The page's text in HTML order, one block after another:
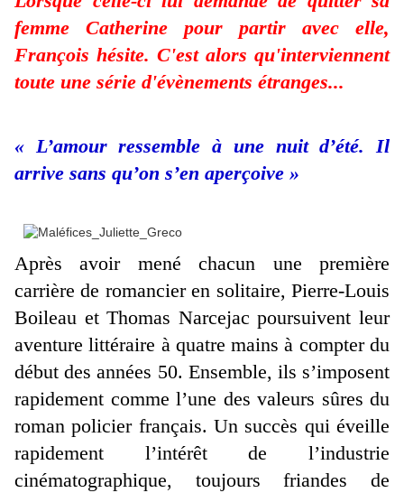
femme Catherine pour partir avec elle,
François hésite. C'est alors qu'interviennent
toute une série d'évènements étranges...
« L’amour ressemble à une nuit d’été. Il
arrive sans qu’on s’en aperçoive »
Après avoir mené chacun une première
carrière de romancier en solitaire, Pierre-Louis
Boileau et Thomas Narcejac poursuivent leur
aventure littéraire à quatre mains à compter du
début des années 50. Ensemble, ils s’imposent
rapidement comme l’une des valeurs sûres du
roman policier français. Un succès qui éveille
rapidement l’intérêt de l’industrie
cinématographique, toujours friandes de